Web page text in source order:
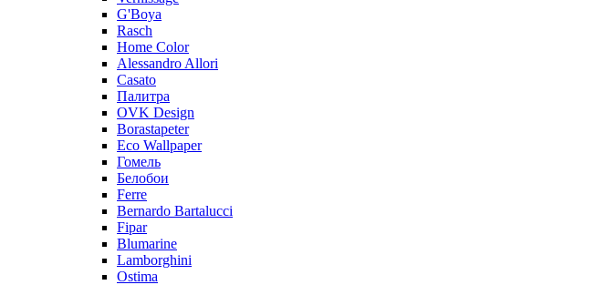
G'Boya
Rasch
Home Color
Alessandro Allori
Casato
Палитра
OVK Design
Borastapeter
Eco Wallpaper
Гомель
Белобои
Ferre
Bernardo Bartalucci
Fipar
Blumarine
Lamborghini
Ostima